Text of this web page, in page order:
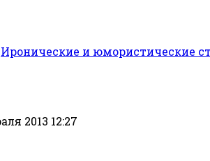
Иронические и юмористические
2013 12:27